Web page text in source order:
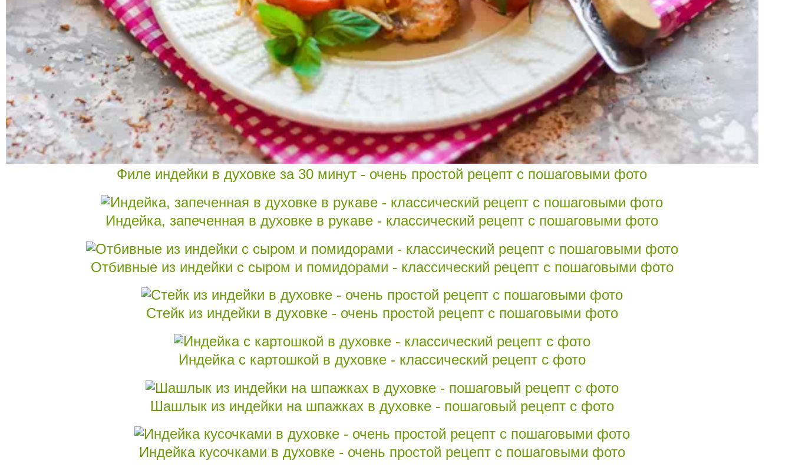
Филе индейки в духовке за 30 минут - очень простой рецепт с пошаговыми фото
Индейка, запеченная в духовке в рукаве - классический рецепт с пошаговыми фото
Отбивные из индейки с сыром и помидорами - классический рецепт с пошаговыми фото
Стейк из индейки в духовке - очень простой рецепт с пошаговыми фото
Индейка с картошкой в духовке - классический рецепт с фото
Шашлык из индейки на шпажках в духовке - пошаговый рецепт с фото
Индейка кусочками в духовке - очень простой рецепт с пошаговыми фото